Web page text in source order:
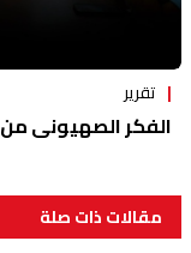
تقرير
الفكر الصهيوني من
مقالات ذات صلة